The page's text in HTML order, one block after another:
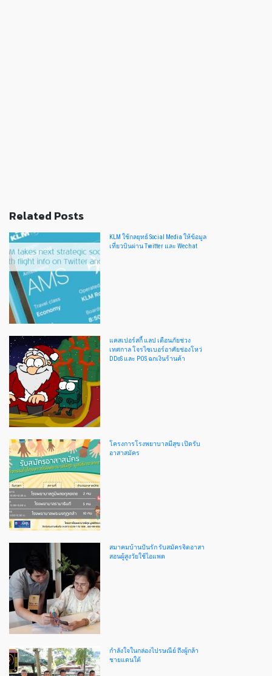
Related Posts
KLM ใช้กลยุทธ์ Social Media ให้ข้อมูล
เที่ยวบินผ่าน Twitter และ Wechat
แคสเปอร์สกี้ แลป เตือนภัยช่วง
เทศกาล โจรไซเบอร์อาศัยช่องโหว่
DDoS และ POS ฉกเงินร้านค้า
โครงการโรงพยาบาลมีสุข เปิดรับ
อาสาสมัคร
สมาคมบ้านปันรัก รับสมัครจิตอาสา
สอนผู้สูงวัยใช้ไอแพด
กำลังใจในกล่องไปรษณีย์ ถึงผู้กล้า
ชายแดนใต้